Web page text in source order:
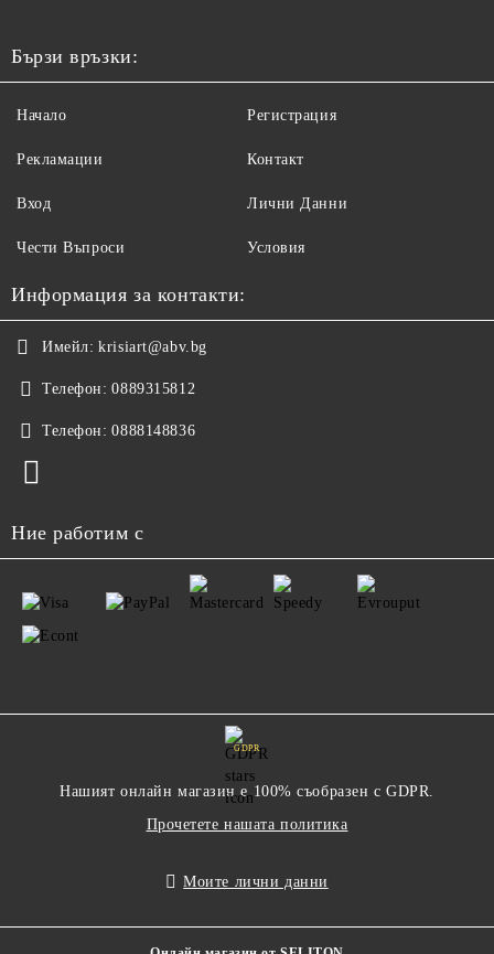
Бързи връзки:
Начало
Рекламации
Вход
Чести Въпроси
Регистрация
Контакт
Лични Данни
Условия
Информация за контакти:
Имейл: krisiart@abv.bg
Телефон: 0889315812
Телефон: 0888148836
Ние работим с
GDPR
Нашият онлайн магазин е 100% съобразен с GDPR.
Прочетете нашата политика
Моите лични данни